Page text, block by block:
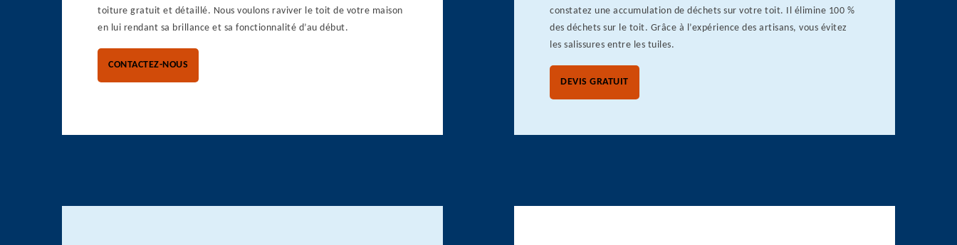
toiture gratuit et détaillé. Nous voulons raviver le toit de votre maison
en lui rendant sa brillance et sa fonctionnalité d’au début.
CONTACTEZ-NOUS
constatez une accumulation de déchets sur votre toit. Il élimine 100 %
des déchets sur le toit. Grâce à l’expérience des artisans, vous évitez
les salissures entre les tuiles.
DEVIS GRATUIT